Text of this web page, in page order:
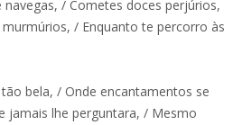
navegas, / Cometes doces perjúrios,
/ Enquanto te percorro às
bela, / Onde encantamentos se
jamais lhe perguntara, / Mesmo